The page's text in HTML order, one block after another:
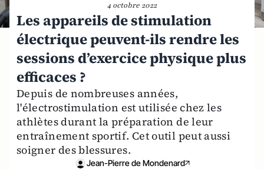
4 octobre 2022
Les appareils de stimulation
électrique peuvent-ils rendre les
sessions d’exercice physique plus
efficaces ?
Depuis de nombreuses années,
l'électrostimulation est utilisée chez les
athlètes durant la préparation de leur
entraînement sportif. Cet outil peut aussi
soigner des blessures.
Jean-Pierre de Mondenard